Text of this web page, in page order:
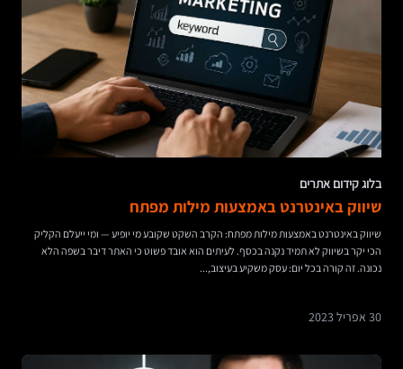
בלוג קידום אתרים
שיווק באינטרנט באמצעות מילות מפתח
שיווק באינטרנט באמצעות מילות מפתח: הקרב השקט שקובע מי יופיע — ומי ייעלם הקליק
הכי יקר בשיווק לא תמיד נקנה בכסף. לעיתים הוא אובד פשוט כי האתר דיבר בשפה הלא
נכונה. זה קורה בכל יום: עסק משקיע בעיצוב,...
30 אפריל 2023